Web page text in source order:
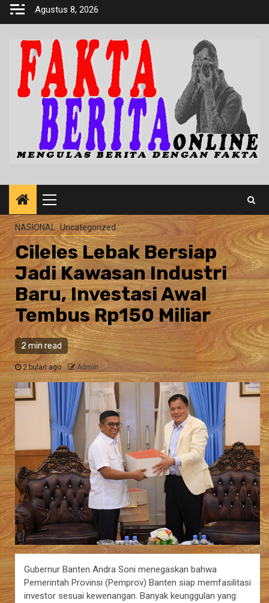
Skip
Agustus 8, 2026
Primary
Menu
NASIONAL Uncategorized
Cileles Lebak Bersiap
Jadi Kawasan Industri
Baru, Investasi Awal
Tembus Rp150 Miliar
2 min read
2 bulan ago Admin
Gubernur Banten Andra Soni menegaskan bahwa
Pemerintah Provinsi (Pemprov) Banten siap memfasilitasi
investor sesuai kewenangan. Banyak keunggulan yang